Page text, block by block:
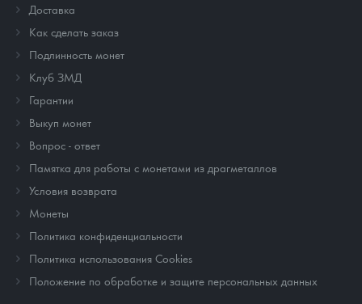
Доставка
Как сделать заказ
Подлинность монет
Клуб ЗМД
Гарантии
Выкуп монет
Вопрос - ответ
Памятка для работы с монетами из драгметаллов
Условия возврата
Монеты
Политика конфиденциальности
Политика использования Cookies
Положение по обработке и защите персональных данных